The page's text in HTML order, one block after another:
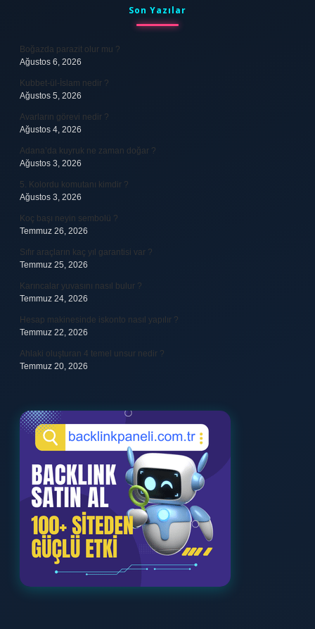
Son Yazılar
Boğazda parazit olur mu ?
Ağustos 6, 2026
Kubbet-ül-İslam nedir ?
Ağustos 5, 2026
Avarların görevi nedir ?
Ağustos 4, 2026
Adana’da kuyruk ne zaman doğar ?
Ağustos 3, 2026
5. Kolordu komutanı kimdir ?
Ağustos 3, 2026
Koç başı neyin sembolü ?
Temmuz 26, 2026
Sıfır araçların kaç yıl garantisi var ?
Temmuz 25, 2026
Karıncalar yuvasını nasıl bulur ?
Temmuz 24, 2026
Hesap makinesinde iskonto nasıl yapılır ?
Temmuz 22, 2026
Ahlaki oluşturan 4 temel unsur nedir ?
Temmuz 20, 2026